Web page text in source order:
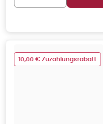
10,00 € Zuzahlungsrabatt